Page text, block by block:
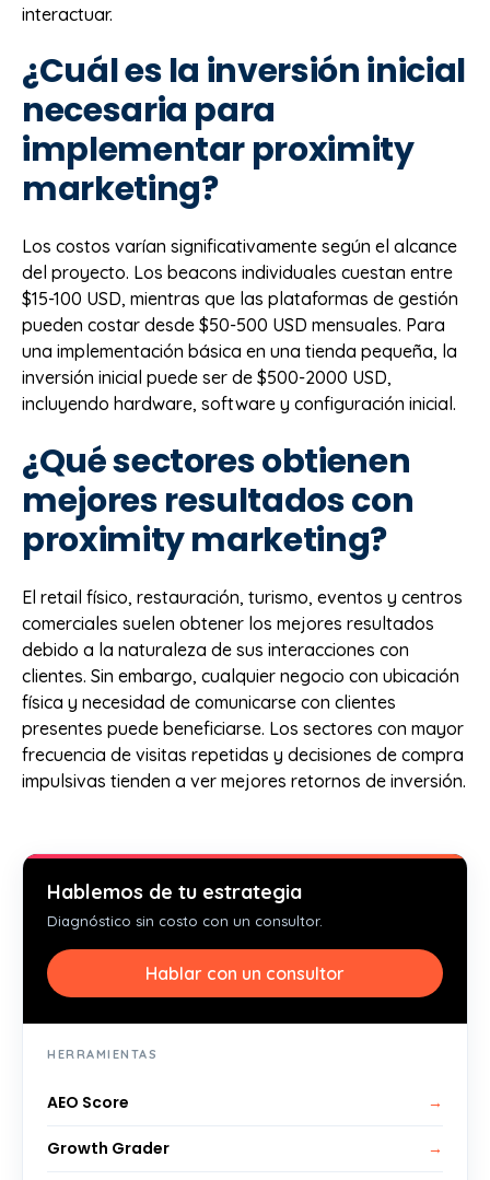
interactuar.
¿Cuál es la inversión inicial
necesaria para
implementar proximity
marketing?
Los costos varían significativamente según el alcance
del proyecto. Los beacons individuales cuestan entre
$15-100 USD, mientras que las plataformas de gestión
pueden costar desde $50-500 USD mensuales. Para
una implementación básica en una tienda pequeña, la
inversión inicial puede ser de $500-2000 USD,
incluyendo hardware, software y configuración inicial.
¿Qué sectores obtienen
mejores resultados con
proximity marketing?
El retail físico, restauración, turismo, eventos y centros
comerciales suelen obtener los mejores resultados
debido a la naturaleza de sus interacciones con
clientes. Sin embargo, cualquier negocio con ubicación
física y necesidad de comunicarse con clientes
presentes puede beneficiarse. Los sectores con mayor
frecuencia de visitas repetidas y decisiones de compra
impulsivas tienden a ver mejores retornos de inversión.
Hablemos de tu estrategia
Diagnóstico sin costo con un consultor.
Hablar con un consultor
HERRAMIENTAS
AEO Score →
Growth Grader →